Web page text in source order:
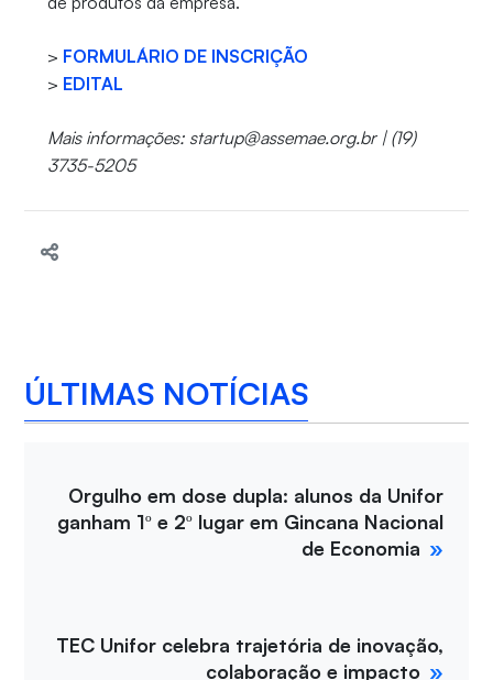
> FORMULÁRIO DE INSCRIÇÃO
> EDITAL
Mais informações: startup@assemae.org.br | (19)
3735-5205
ÚLTIMAS NOTÍCIAS
Orgulho em dose dupla: alunos da Unifor
ganham 1º e 2º lugar em Gincana Nacional
de Economia
TEC Unifor celebra trajetória de inovação,
colaboração e impacto